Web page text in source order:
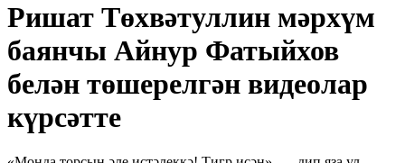
Ришат Төхвәтуллин мәрхүм
баянчы Айнур Фатыйхов
белән төшерелгән видеолар
күрсәтте